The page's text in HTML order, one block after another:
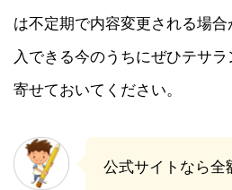
は不定期で内容変更される場
入できる今のうちにぜひテサ
寄せておいてください。
公式サイトなら全